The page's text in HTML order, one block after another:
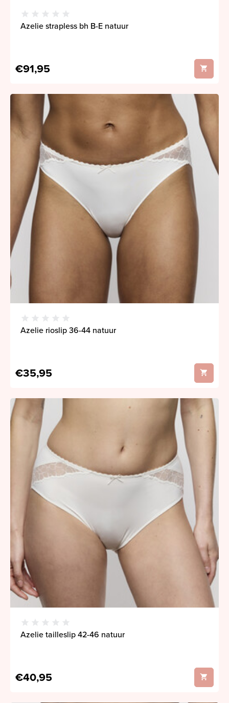
Azelie strapless bh B-E natuur
€91,95
Azelie rioslip 36-44 natuur
€35,95
Azelie tailleslip 42-46 natuur
€40,95